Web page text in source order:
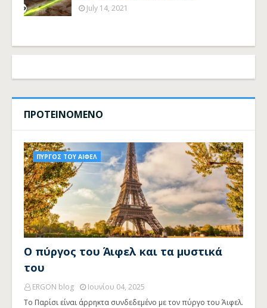
July 14, 2021
ΠΡΟΤΕΙΝΟΜΕΝΟ
ΠΥΡΓΟΣ ΤΟΥ ΑΙΦΕΛ
Ο πύργος του Άιφελ και τα μυστικά
του
ERGON blog
Ιουνίου 04, 2025
Το Παρίσι είναι άρρηκτα συνδεδεμένο με τον πύργο του Άιφελ.